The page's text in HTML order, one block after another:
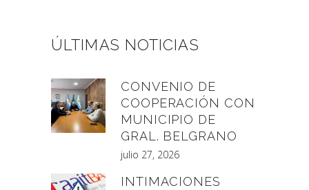
ÚLTIMAS NOTICIAS
CONVENIO DE
COOPERACIÓN CON
MUNICIPIO DE
GRAL. BELGRANO
julio 27, 2026
INTIMACIONES